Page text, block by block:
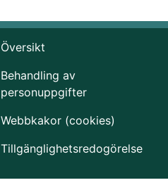
Översikt
Behandling av
personuppgifter
Webbkakor (cookies)
Tillgänglighetsredogörelse